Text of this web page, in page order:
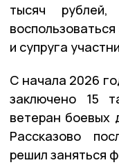
тысяч
и супруга
С начала 2026
заключено 15
ветеран боевых
Рассказово
решил заняться